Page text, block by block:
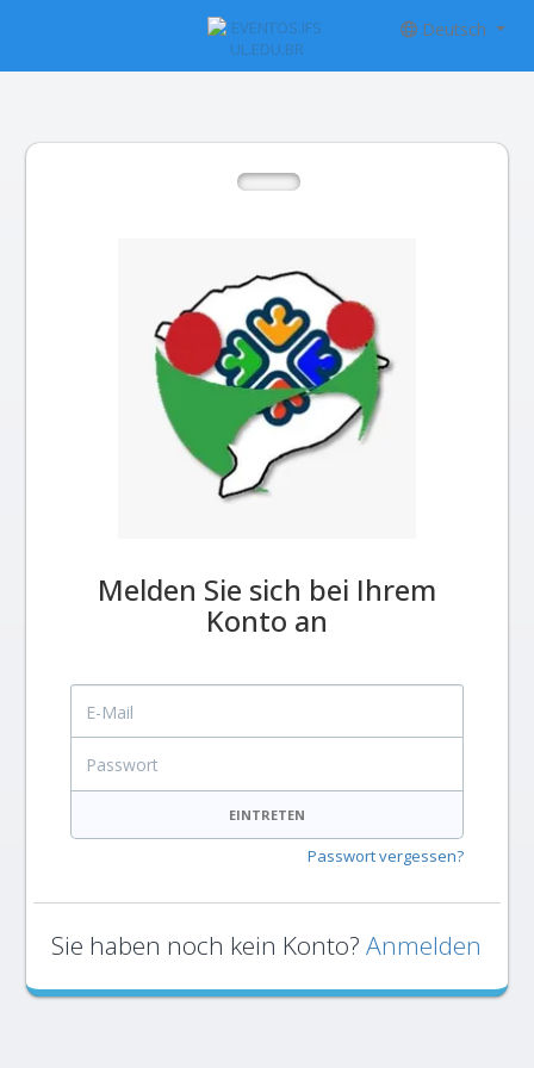
Deutsch
Melden Sie sich bei Ihrem
Konto an
E-Mail
EINTRETEN
Passwort vergessen?
Sie haben noch kein Konto? Anmelden